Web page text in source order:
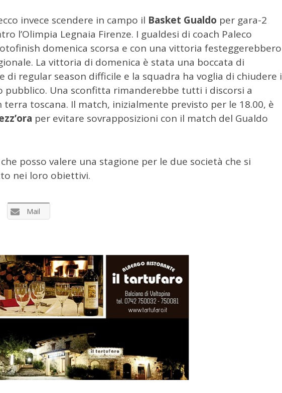
invece scendere in campo il Basket Gualdo per gara-2
l’Olimpia Legnaia Firenze. I gualdesi di coach Paleco
domenica scorsa e con una vittoria festeggerebbero
La vittoria di domenica è stata una boccata di
di regular season difficile e la squadra ha voglia di chiudere i
Una sconfitta rimanderebbe tutti i discorsi a
terra toscana. Il match, inizialmente previsto per le 18.00, è
per evitare sovrapposizioni con il match del Gualdo
posso valere una stagione per le due società che si
nei loro obiettivi.
Mail